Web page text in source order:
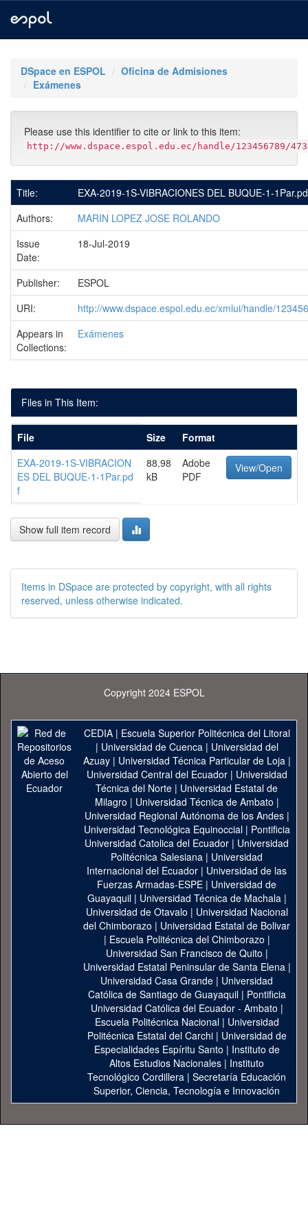
navigationDSpace en ESPOL
Oficina de Admisiones
Exámenes
Please use this identifier to cite or link to this item:
http://www.dspace.espol.edu.ec/handle/123456789/
Title:
EXA-2019-1S-VIBRACIONES DEL BUQUE-1-
Authors:
MARIN LOPEZ JOSE ROLANDO
Issue
Date:
18-Jul-2019
Publisher:
ESPOL
URI:
http://www.dspace.espol.edu.ec/xmlui/handle/
Appears in
Collections:
Exámenes
Files in This Item:
File Size
Format
EXA-2019-1S-VIBRACION
ES DEL BUQUE-1-1Par.pd
f
88.98
kB
Adobe
PDF
View/Open
Show full item record
Items in DSpace are protected by copyright, with all rights
reserved, unless otherwise indicated.
Copyright 2024 ESPOL
CEDIA| Escuela Superior Politécnica del Litoral
| Universidad de Cuenca| Universidad del
Azuay| Universidad Técnica Particular de Loja|
Universidad Central del Ecuador| Universidad
Técnica del Norte | Universidad Estatal de
Milagro | Universidad Técnica de Ambato |
Universidad Regional Autónoma de los Andes|
Universidad Tecnológica Equinoccial| Pontificia
Universidad Catolica del Ecuador | Universidad
Politécnica Salesiana | Universidad
Internacional del Ecuador | Universidad de las
Fuerzas Armadas-ESPE | Universidad de
Guayaquil| Universidad Técnica de Machala|
Universidad de Otavalo | Universidad Nacional
del Chimborazo | Universidad Estatal de Bolivar
| Escuela Politécnica del Chimborazo |
Universidad San Francisco de Quito |
Universidad Estatal Peninsular de Santa Elena|
Universidad Casa Grande | Universidad
Católica de Santiago de Guayaquil| Pontificia
Universidad Católica del Ecuador - Ambato |
Escuela Politécnica Nacional| Universidad
Politécnica Estatal del Carchi| Universidad de
Especialidades Espíritu Santo | Instituto de
Altos Estudios Nacionales | Instituto
Tecnológico Cordillera | Secretaría Educación
Superior, Ciencia, Tecnología e Innovación